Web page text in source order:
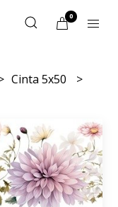
0
Cinta 5x50